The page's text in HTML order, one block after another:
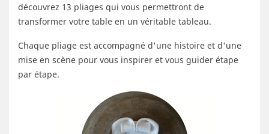
découvrez 13 pliages qui vous permettront de
transformer votre table en un véritable tableau.
Chaque pliage est accompagné d'une histoire et d'une
mise en scène pour vous inspirer et vous guider étape
par étape.